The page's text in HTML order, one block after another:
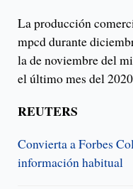
La producción
mpcd durante
la de noviembre del
el último mes del
REUTERS
Convierta a Forbes
información habitual